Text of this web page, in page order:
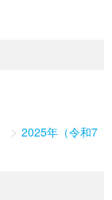
> 2025年（令和7